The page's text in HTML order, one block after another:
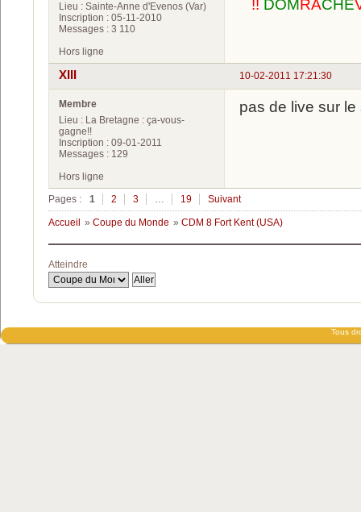
Lieu : Sainte-Anne d'Evenos (Var)
Inscription : 05-11-2010
Messages : 3 110
!! DOMRACHE
Hors ligne
10-02-2011 17:21:30
XIII
Membre
Lieu : La Bretagne : ça-vous-
gagne!!
Inscription : 09-01-2011
Messages : 129
pas de live sur
Hors ligne
Pages :
1 2 3 19 Suivant
Accueil » Coupe du Monde » CDM 8 Fort Kent (USA)
Atteindre
Tous